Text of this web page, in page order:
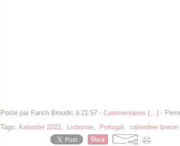
Posté par Fanch Broudic à 21:57 - Commentaires […] -
Tags: Kalander 2022, Lisbonne, Portugal , calendrier breton